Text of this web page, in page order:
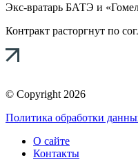
Экс-вратарь БАТЭ и
Контракт расторгнут по
© Copyright 2026
Политика обработки
О сайте
Контакты